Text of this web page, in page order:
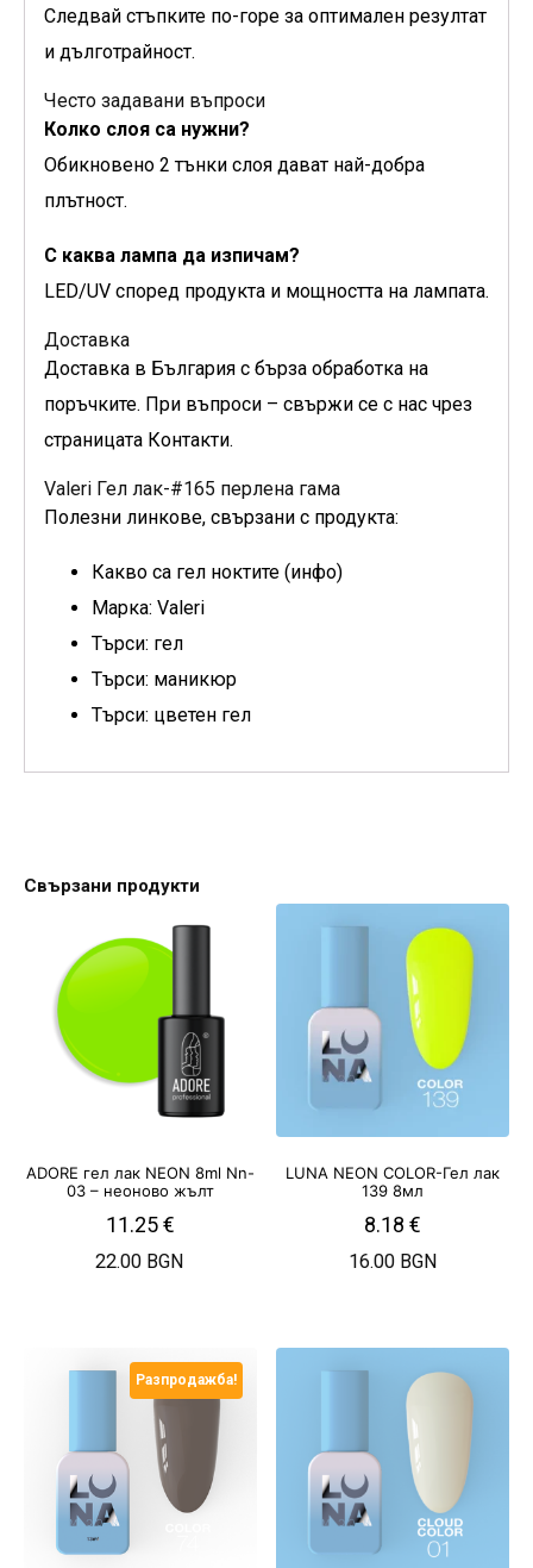
Следвай стъпките по-горе за оптимален резултат
и дълготрайност.
Често задавани въпроси
Колко слоя са нужни?
Обикновено 2 тънки слоя дават най-добра
плътност.
С каква лампа да изпичам?
LED/UV според продукта и мощността на лампата.
Доставка
Доставка в България с бърза обработка на
поръчките. При въпроси – свържи се с нас чрез
страницата Контакти.
Valeri Гел лак-#165 перлена гама
Полезни линкове, свързани с продукта:
Какво са гел ноктите (инфо)
Марка: Valeri
Търси: гел
Търси: маникюр
Търси: цветен гел
Свързани продукти
ADORE гел лак NEON 8ml Nn-
03 – неоново жълт
11.25€
22.00 BGN
LUNA NEON COLOR-Гел лак
139 8мл
8.18€
16.00 BGN
Разпродажба!